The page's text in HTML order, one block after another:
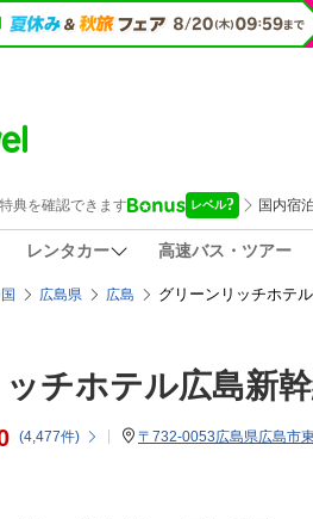
レンタカー 高速バス・ツアー
広島県 広島 グリーンリッチホテ
チホテル広島新
(4,477件) 〒732-0053広島県広島市